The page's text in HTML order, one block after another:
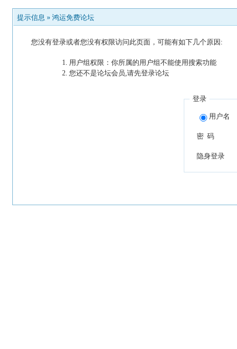
提示信息 » 鸿运免费论坛
您没有登录或者您没有权限访问此页面，可能有如下几个原因:
用户组权限：你所属的用户组不能使用搜索功能
您还不是论坛会员,请先登录论坛
登录
用户名
密 码
隐身登录